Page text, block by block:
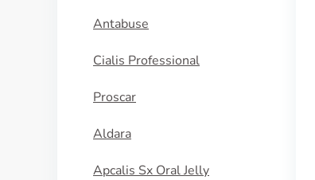
Antabuse
Cialis Professional
Proscar
Aldara
Apcalis Sx Oral Jelly